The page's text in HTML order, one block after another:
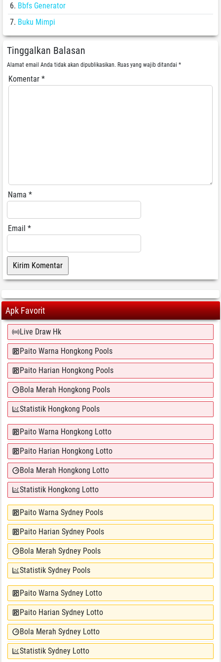
Bbfs Generator
Buku Mimpi
Tinggalkan Balasan
Alamat email Anda tidak akan dipublikasikan. Ruas yang wajib ditandai *
Komentar *
Nama *
Email *
Apk Favorit
Live Draw Hk
Paito Warna Hongkong Pools
Paito Harian Hongkong Pools
Bola Merah Hongkong Pools
Statistik Hongkong Pools
Paito Warna Hongkong Lotto
Paito Harian Hongkong Lotto
Bola Merah Hongkong Lotto
Statistik Hongkong Lotto
Paito Warna Sydney Pools
Paito Harian Sydney Pools
Bola Merah Sydney Pools
Statistik Sydney Pools
Paito Warna Sydney Lotto
Paito Harian Sydney Lotto
Bola Merah Sydney Lotto
Statistik Sydney Lotto